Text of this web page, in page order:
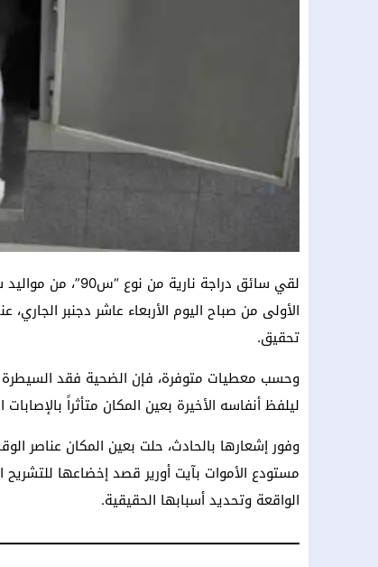
الأولى من صباح اليوم الأربعاء عاشر دجنبر
تحقيق.
وحسب معطيات متوفرة، فإن الضحية فقد السيطرة
ليلفظ أنفاسه الأخيرة بعين المكان متأثراً
وفور إشعارها بالحادث، حلت بعين المكان عناصر
مستودع الأموات بآيت أورير قصد إخضاعها
الواقعة وتحديد أسبابها الحقيقية.